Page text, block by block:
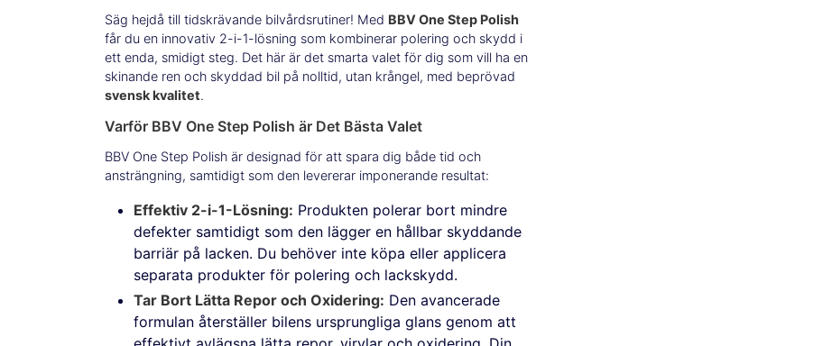
Säg hejdå till tidskrävande bilvårdsrutiner! Med BBV One Step Polish
får du en innovativ 2-i-1-lösning som kombinerar polering och skydd i
ett enda, smidigt steg. Det här är det smarta valet för dig som vill ha en
skinande ren och skyddad bil på nolltid, utan krångel, med beprövad
svensk kvalitet.
Varför BBV One Step Polish är Det Bästa Valet
BBV One Step Polish är designad för att spara dig både tid och
ansträngning, samtidigt som den levererar imponerande resultat:
Effektiv 2-i-1-Lösning: Produkten polerar bort mindre
defekter samtidigt som den lägger en hållbar skyddande
barriär på lacken. Du behöver inte köpa eller applicera
separata produkter för polering och lackskydd.
Tar Bort Lätta Repor och Oxidering: Den avancerade
formulan återställer bilens ursprungliga glans genom att